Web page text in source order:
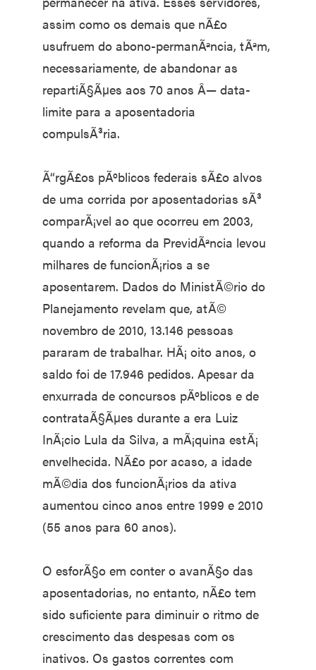
assim como os demais que nÃ£o
usufruem do abono-permanÃªncia, tÃªm,
necessariamente, de abandonar as
repartiÃ§Ãµes aos 70 anos Â— data-
limite para a aposentadoria
compulsÃ³ria.
Ã“rgÃ£os pÃºblicos federais sÃ£o alvos
de uma corrida por aposentadorias sÃ³
comparÃ¡vel ao que ocorreu em 2003,
quando a reforma da PrevidÃªncia levou
milhares de funcionÃ¡rios a se
aposentarem. Dados do MinistÃ©rio do
Planejamento revelam que, atÃ©
novembro de 2010, 13.146 pessoas
pararam de trabalhar. HÃ¡ oito anos, o
saldo foi de 17.946 pedidos. Apesar da
enxurrada de concursos pÃºblicos e de
contrataÃ§Ãµes durante a era Luiz
InÃ¡cio Lula da Silva, a mÃ¡quina estÃ¡
envelhecida. NÃ£o por acaso, a idade
mÃ©dia dos funcionÃ¡rios da ativa
aumentou cinco anos entre 1999 e 2010
(55 anos para 60 anos).
O esforÃ§o em conter o avanÃ§o das
aposentadorias, no entanto, nÃ£o tem
sido suficiente para diminuir o ritmo de
crescimento das despesas com os
inativos. Os gastos correntes com